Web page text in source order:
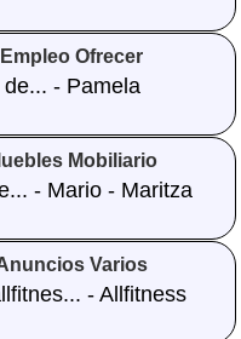
Empleo Ofrecer
- Pamela
Mobiliario
- Mario - Maritza
Varios
- Allfitness